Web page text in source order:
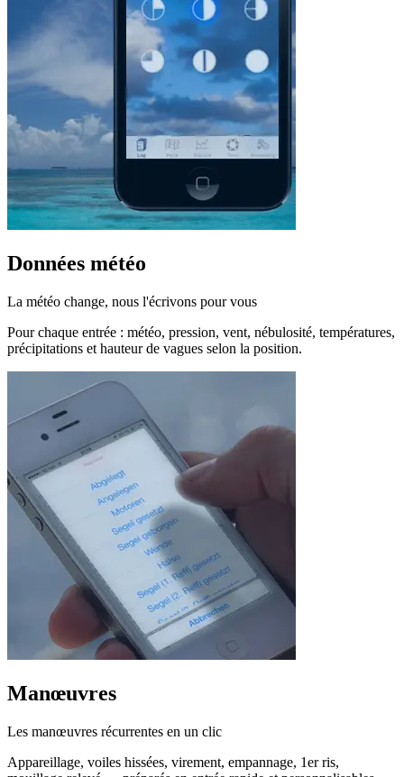
Données météo
La météo change, nous l'écrivons pour vous
Pour chaque entrée : météo, pression, vent, nébulosité, températures,
précipitations et hauteur de vagues selon la position.
Manœuvres
Les manœuvres récurrentes en un clic
Appareillage, voiles hissées, virement, empannage, 1er ris,